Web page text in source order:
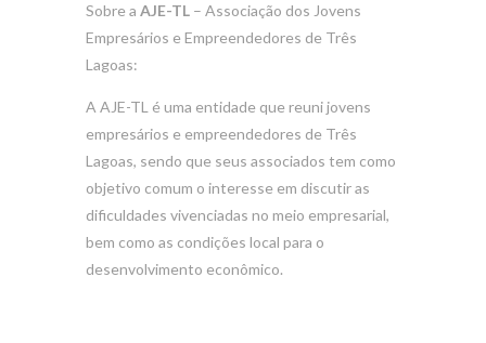
Sobre a AJE-TL – Associação dos Jovens
Empresários e Empreendedores de Três
Lagoas:
A AJE-TL é uma entidade que reuni jovens
empresários e empreendedores de Três
Lagoas, sendo que seus associados tem como
objetivo comum o interesse em discutir as
dificuldades vivenciadas no meio empresarial,
bem como as condições local para o
desenvolvimento econômico.